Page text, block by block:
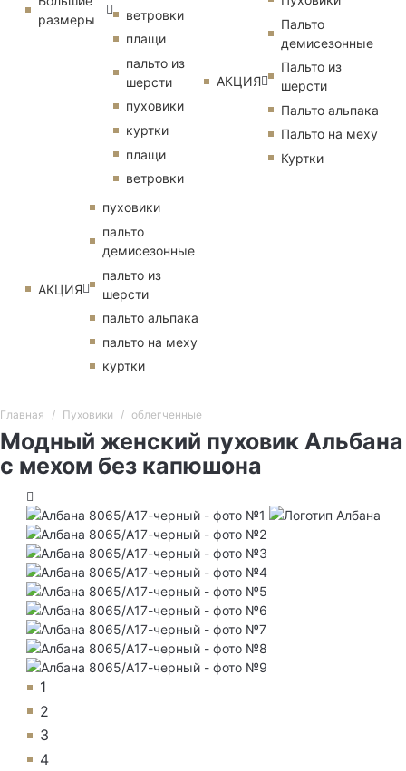
размеры
ветровки
плащи
пальто из
шерсти
пуховики
куртки
плащи
ветровки
АКЦИЯ
пуховики
пальто
демисезонные
пальто из
шерсти
пальто альпака
пальто на меху
куртки
АКЦИЯ
Пальто
демисезонные
Пальто из
шерсти
Пальто альпака
Пальто на меху
Куртки
Главная Пуховики облегченные
Модный женский пуховик Альбана
с мехом без капюшона
1
2
3
4